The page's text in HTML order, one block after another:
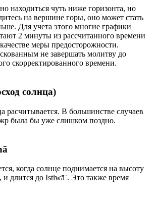
находиться чуть ниже горизонта, но
на вершине горы, оно может стать
Для учета этого многие графики
2 минуты из рассчитанного времени
меры предосторожности.
не завершать молитву до
скорректированного времени.
солнца)
расчитывается. В большинстве случаев
была бы уже слишком поздно.
когда солнце поднимается на высоту
и длится до Istiwāʾ. Это также время